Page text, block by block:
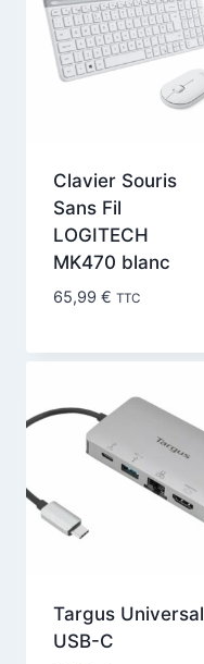
Clavier Souris
Sans Fil
LOGITECH
MK470 blanc
65,99 € TTC
Targus Universal
USB-C